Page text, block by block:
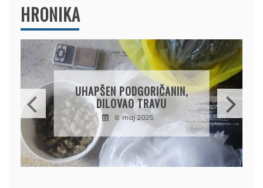
HRONIKA
PODGORIČANIN,
DILOVAO TRAVU
8. maj 2025.